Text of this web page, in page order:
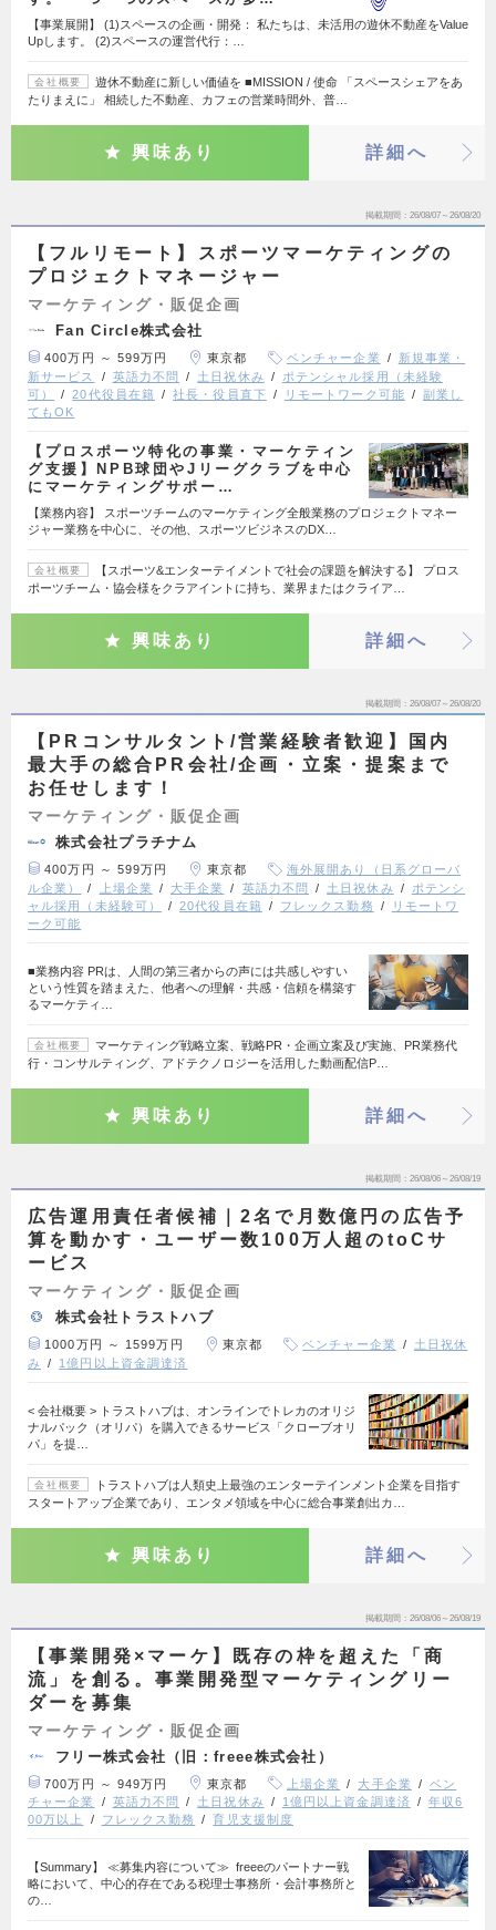
【事業展開】 (1)スペースの企画・開発： 私たちは、未活用の遊休不動産をValue
Upします。 (2)スペースの運営代行：…
会社概要
遊休不動産に新しい価値を ■MISSION / 使命 「スペースシェアをあ
たりまえに」 相続した不動産、カフェの営業時間外、普…
興味あり 詳細へ
掲載期間 26/08/07～26/08/20
【フルリモート】スポーツマーケティングの
プロジェクトマネージャー
マーケティング・販促企画
Fan Circle株式会社
400万円 ～ 599万円 東京都 ベンチャー企業
新規事業・
新サービス
英語力不問 土日祝休み
ポテンシャル採用（未経験
可）
20代役員在籍 社長・役員直下 リモートワーク可能
副業し
てもOK
【プロスポーツ特化の事業・マーケティン
グ支援】NPB球団やJリーグクラブを中心
にマーケティングサポー…
【業務内容】 スポーツチームのマーケティング全般業務のプロジェクトマネー
ジャー業務を中心に、その他、スポーツビジネスのDX…
会社概要
【スポーツ&エンターテイメントで社会の課題を解決する】 プロス
ポーツチーム・協会様をクラアイントに持ち、業界またはクライア…
興味あり 詳細へ
掲載期間 26/08/07～26/08/20
【PRコンサルタント/営業経験者歓迎】国内
最大手の総合PR会社/企画・立案・提案まで
お任せします！
マーケティング・販促企画
株式会社プラチナム
400万円 ～ 599万円 東京都
海外展開あり（日系グローバ
ル企業）
上場企業 大手企業 英語力不問 土日祝休み
ポテンシ
ャル採用（未経験可）
20代役員在籍 フレックス勤務
リモートワ
ーク可能
■業務内容 PRは、人間の第三者からの声には共感しやすい
という性質を踏まえた、他者への理解・共感・信頼を構築す
るマーケティ…
会社概要
マーケティング戦略立案、戦略PR・企画立案及び実施、PR業務代
行・コンサルティング、アドテクノロジーを活用した動画配信P…
興味あり 詳細へ
掲載期間 26/08/06～26/08/19
広告運用責任者候補｜2名で月数億円の広告予
算を動かす・ユーザー数100万人超のtoCサ
ービス
マーケティング・販促企画
株式会社トラストハブ
1000万円 ～ 1599万円 東京都 ベンチャー企業
土日祝休
み
1億円以上資金調達済
< 会社概要 > トラストハブは、オンラインでトレカのオリジ
ナルパック（オリパ）を購入できるサービス「クローブオリ
パ」を提…
会社概要
トラストハブは人類史上最強のエンターテインメント企業を目指す
スタートアップ企業であり、エンタメ領域を中心に総合事業創出カ…
興味あり 詳細へ
掲載期間 26/08/06～26/08/19
【事業開発×マーケ】既存の枠を超えた「商
流」を創る。事業開発型マーケティングリー
ダーを募集
マーケティング・販促企画
フリー株式会社（旧：freee株式会社）
700万円 ～ 949万円 東京都 上場企業 大手企業
ベン
チャー企業
英語力不問 土日祝休み 1億円以上資金調達済
年収6
00万以上
フレックス勤務 育児支援制度
【Summary】 ≪募集内容について≫ freeeのパートナー戦
略において、中心的存在である税理士事務所・会計事務所と
の…